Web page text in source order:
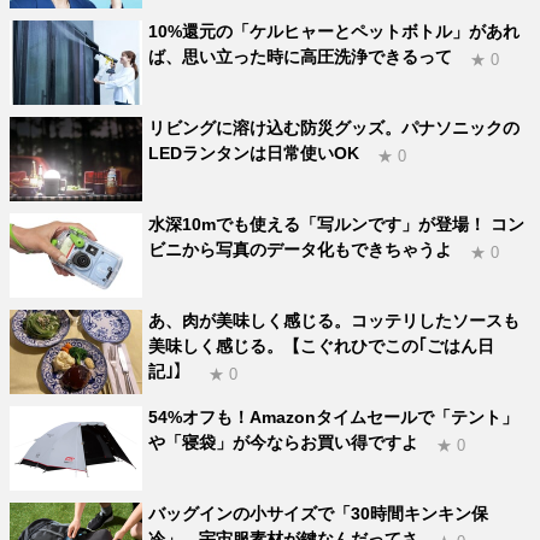
10%還元の「ケルヒャーとペットボトル」があれ
ば、思い立った時に高圧洗浄できるって
★ 0
リビングに溶け込む防災グッズ。パナソニックの
LEDランタンは日常使いOK
★ 0
水深10mでも使える「写ルンです」が登場！ コン
ビニから写真のデータ化もできちゃうよ
★ 0
あ、肉が美味しく感じる。コッテリしたソースも
美味しく感じる。【こぐれひでこの｢ごはん日
記｣】
★ 0
54%オフも！Amazonタイムセールで「テント」
や「寝袋」が今ならお買い得ですよ
★ 0
バッグインの小サイズで「30時間キンキン保